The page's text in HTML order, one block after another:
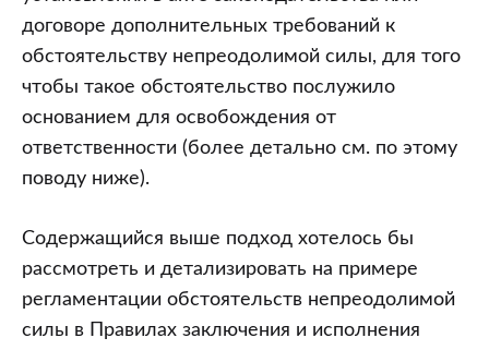
договоре дополнительных требований к
обстоятельству непреодолимой силы, для того
чтобы такое обстоятельство послужило
основанием для освобождения от
ответственности (более детально см. по этому
поводу ниже).
Содержащийся выше подход хотелось бы
рассмотреть и детализировать на примере
регламентации обстоятельств непреодолимой
силы в Правилах заключения и исполнения